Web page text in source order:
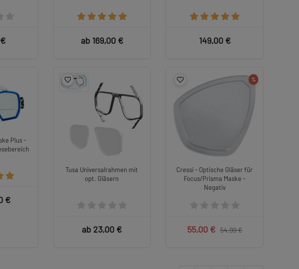
ab 169,00 € 149,00 €
Plus -
€
Tusa Universalrahmen mit
opt. Gläsern
ab 23,00 €
%
Cressi - Optische Gläser für
Focus/Prisma Maske -
Negativ
55,00 € 54,99 €